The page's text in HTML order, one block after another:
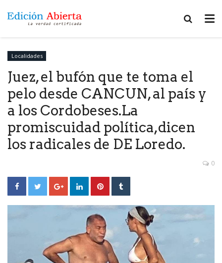
Localidades
Juez, el bufón que te toma el
pelo desde CANCUN, al país y
a los Cordobeses.La
promiscuidad política,dicen
los radicales de DE Loredo.
0